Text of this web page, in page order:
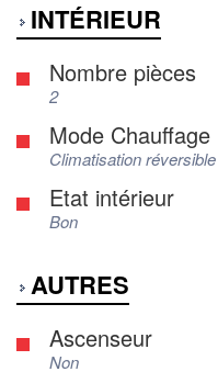
INTÉRIEUR
Nombre pièces
2
Mode Chauffage
Climatisation réversible
Etat intérieur
Bon
AUTRES
Ascenseur
Non